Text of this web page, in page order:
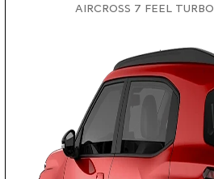
AIRCROSS 7 FEEL